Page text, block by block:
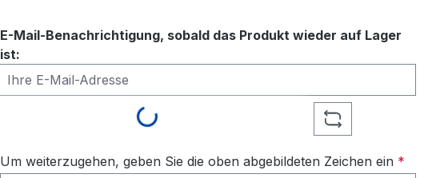
E-Mail-Benachrichtigung, sobald das Produkt wieder auf Lager
ist:
Ihre E-Mail-Adresse
Loading...
Um weiterzugehen, geben Sie die oben abgebildeten Zeichen ein *